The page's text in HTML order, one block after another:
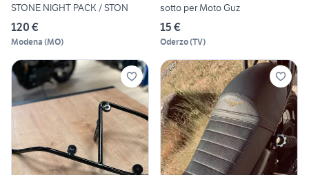
STONE NIGHT PACK / STON
120 €
Modena (MO)
sotto per Moto Guz
15 €
Oderzo(TV)